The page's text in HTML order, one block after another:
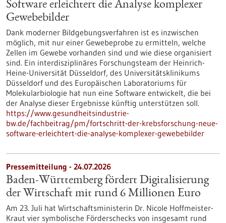
Software erleichtert die Analyse komplexer
Gewebebilder
Dank moderner Bildgebungsverfahren ist es inzwischen
möglich, mit nur einer Gewebeprobe zu ermitteln, welche
Zellen im Gewebe vorhanden sind und wie diese organisiert
sind. Ein interdisziplinäres Forschungsteam der Heinrich-
Heine-Universität Düsseldorf, des Universitätsklinikums
Düsseldorf und des Europäischen Laboratoriums für
Molekularbiologie hat nun eine Software entwickelt, die bei
der Analyse dieser Ergebnisse künftig unterstützen soll.
https://www.gesundheitsindustrie-
bw.de/fachbeitrag/pm/fortschritt-der-krebsforschung-neue-
software-erleichtert-die-analyse-komplexer-gewebebilder
Pressemitteilung - 24.07.2026
Baden-Württemberg fördert Digitalisierung
der Wirtschaft mit rund 6 Millionen Euro
Am 23. Juli hat Wirtschaftsministerin Dr. Nicole Hoffmeister-
Kraut vier symbolische Förderschecks von insgesamt rund